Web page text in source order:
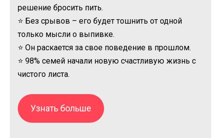
решение бросить пить.
⭐ Без срывов – его будет тошнить от одной
только мысли о выпивке.
⭐ Он раскается за свое поведение в прошлом.
⭐ 98% семей начали новую счастливую жизнь с
чистого листа.
Узнать больше